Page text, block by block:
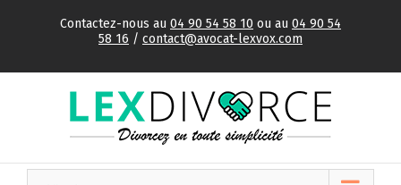
Contactez-nous au 04 90 54 58 10 ou au 04 90 54
58 16 / contact@avocat-lexvox.com